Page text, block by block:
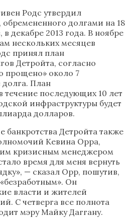
Родс утвердил
обремененного долгами на 18
декабре 2013 года. В ноябре
нескольких месяцев
принял план
Детройта, согласно
прощено» около 7
План
течение последующих 10 лет
инфраструктуры будет
долларов.
банкротства Детройта также
Кевина Орра,
кризисным менеджером
время для меня вернуть
— сказал Орр, пошутив,
Он
власти и жителей
С четверга все полнота
мэру Майку Даггану.